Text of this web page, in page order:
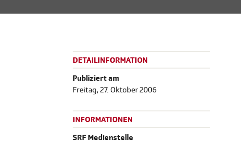
DETAILINFORMATION
Publiziert am
Freitag, 27. Oktober 2006
INFORMATIONEN
SRF Medienstelle